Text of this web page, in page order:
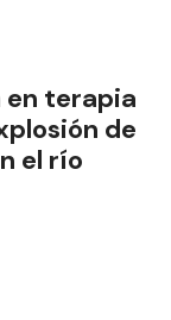
en terapia
de
el río